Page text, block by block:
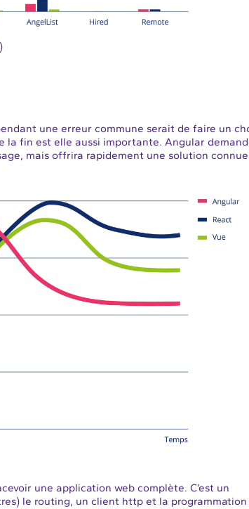
une erreur commune serait de faire un
fin est elle aussi importante. Angular
mais offrira rapidement une solution
une application web complète. C’est un
le routing, un client http et la programmation